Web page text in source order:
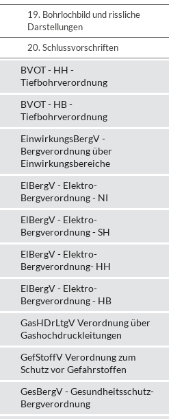
19. Bohrlochbild und rissliche
Darstellungen
20. Schlussvorschriften
BVOT - HH -
Tiefbohrverordnung
BVOT - HB -
Tiefbohrverordnung
EinwirkungsBergV -
Bergverordnung über
Einwirkungsbereiche
ElBergV - Elektro-
Bergverordnung - NI
ElBergV - Elektro-
Bergverordnung - SH
ElBergV - Elektro-
Bergverordnung- HH
ElBergV - Elektro-
Bergverordnung - HB
GasHDrLtgV Verordnung über
Gashochdruckleitungen
GefStoffV Verordnung zum
Schutz vor Gefahrstoffen
GesBergV - Gesundheitsschutz-
Bergverordnung